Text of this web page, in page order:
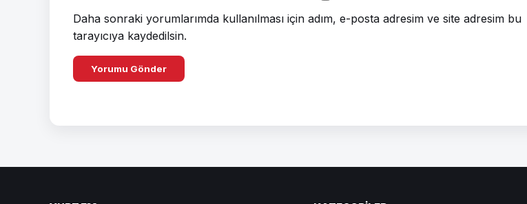
Daha sonraki yorumlarımda kullanılması için adım, e-posta adresim ve site adresim bu
tarayıcıya kaydedilsin.